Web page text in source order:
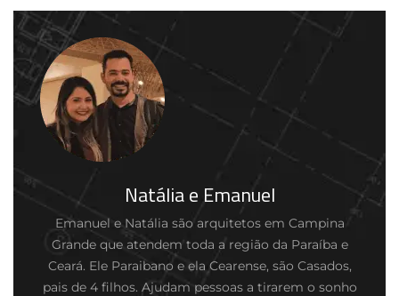
Natália e Emanuel
Emanuel e Natália são arquitetos em Campina
Grande que atendem toda a região da Paraíba e
Ceará. Ele Paraibano e ela Cearense, são Casados,
pais de 4 filhos. Ajudam pessoas a tirarem o sonho